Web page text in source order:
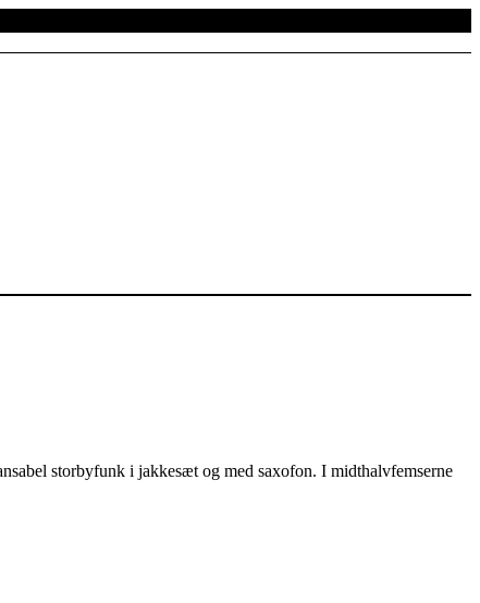
storbyfunk i jakkesæt og med saxofon. I midthalvfemserne